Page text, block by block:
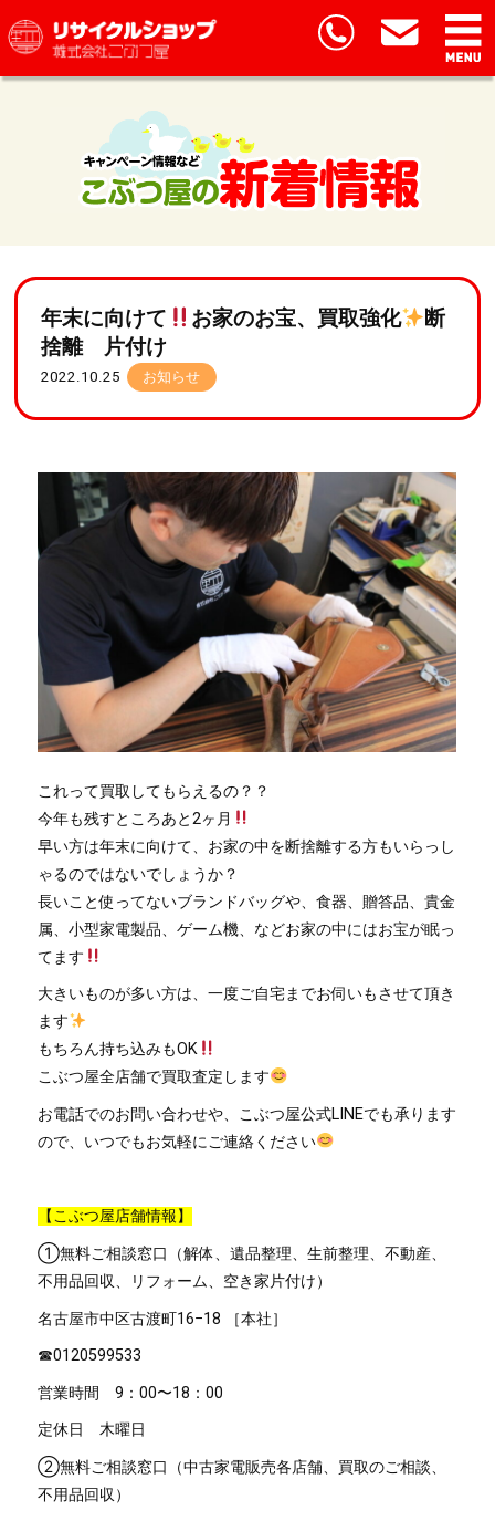
年末に向けて お家のお宝、買取強化
断
捨離 片付け
2022.10.25 お知らせ
これって買取してもらえるの？？
今年も残すところあと2ヶ月
早い方は年末に向けて、お家の中を断捨離する方もいらっし
ゃるのではないでしょうか？
長いこと使ってないブランドバッグや、食器、贈答品、貴金
属、小型家電製品、ゲーム機、などお家の中にはお宝が眠っ
てます
大きいものが多い方は、一度ご自宅までお伺いもさせて頂き
ます
もちろん持ち込みもOK
こぶつ屋全店舗で買取査定します
お電話でのお問い合わせや、こぶつ屋公式LINEでも承ります
ので、いつでもお気軽にご連絡ください
【こぶつ屋店舗情報】
①無料ご相談窓口（解体、遺品整理、生前整理、不動産、
不用品回収、リフォーム、空き家片付け）
名古屋市中区古渡町16−18
［本社］
☎︎0120599533
営業時間9 ：00〜18 ：00
定休日 木曜日
②無料ご相談窓口（中古家電販売各店舗、買取のご相談、
不用品回収）